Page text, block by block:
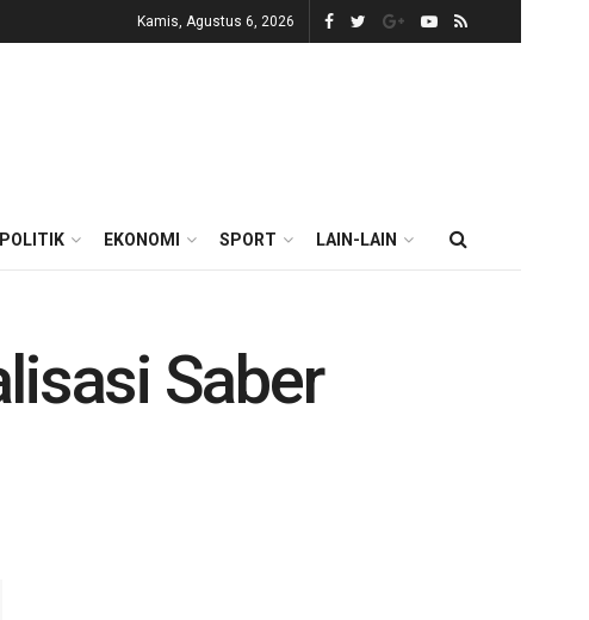
Kamis, Agustus 6, 2026
POLITIK EKONOMI SPORT LAIN-LAIN
Saber